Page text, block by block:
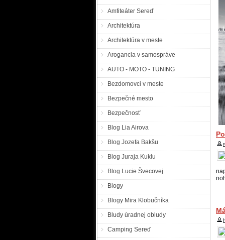
Amfiteáter Sereď
Architektúra
Architektúra v meste
Arogancia v samospráve
AUTO - MOTO - TUNING
Bezdomovci v meste
Bezpečné mesto
Bezpečnosť
Blog Lia Airova
Blog Jozefa Bakšu
Blog Juraja Kuklu
Blog Lucie Švecovej
Blogy
Blogy Mira Klobučníka
Bludy úradnej obludy
Camping Sereď